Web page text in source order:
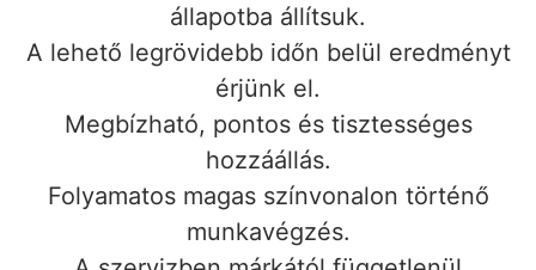
állapotba állítsuk.
A lehető legrövidebb időn belül eredményt
érjünk el.
Megbízható, pontos és tisztességes
hozzáállás.
Folyamatos magas színvonalon történő
munkavégzés.